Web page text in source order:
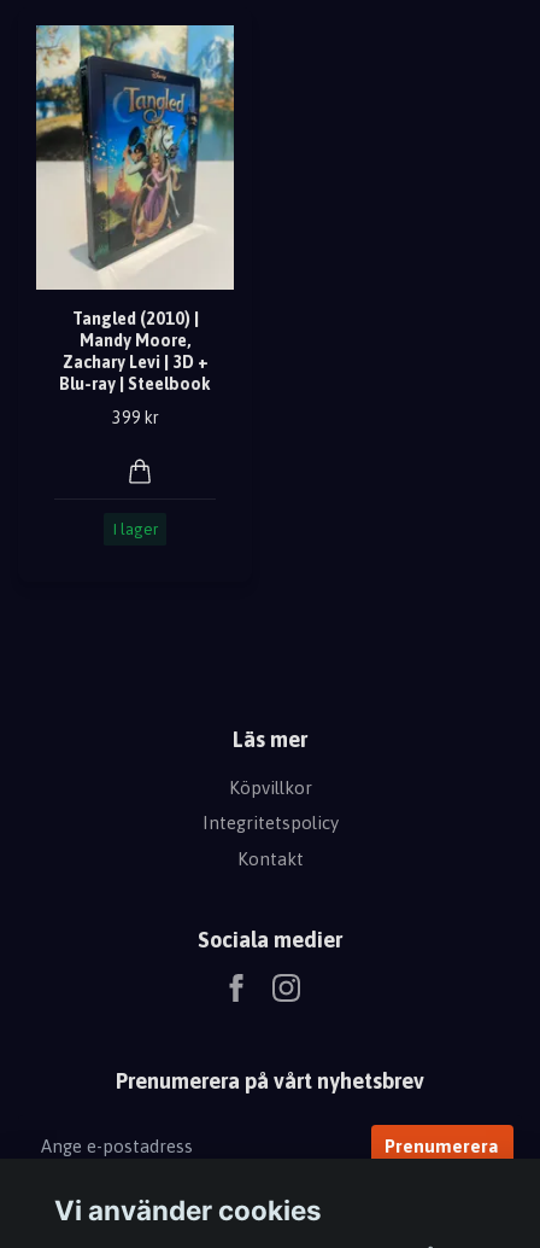
Tangled (2010) |
Mandy Moore,
Zachary Levi | 3D +
Blu-ray | Steelbook
399 kr
I lager
Läs mer
Köpvillkor
Integritetspolicy
Kontakt
Sociala medier
Prenumerera på vårt nyhetsbrev
Prenumerera
Vi använder cookies